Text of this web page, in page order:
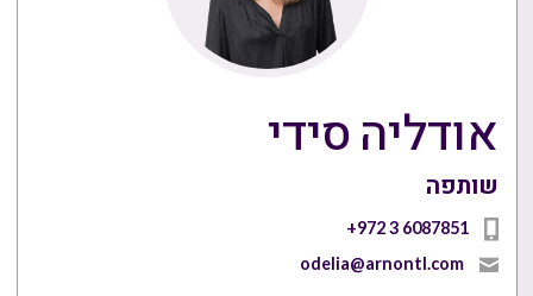
אודליה סידי
שותפה
+972 3 6087851
odelia@arnontl.com